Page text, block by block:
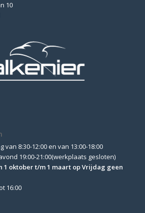
10
van 8:30-12:00 en van 13:00-18:00
19:00-21:00(werkplaats gesloten)
1 oktober t/m 1 maart op Vrijdag geen
16:00